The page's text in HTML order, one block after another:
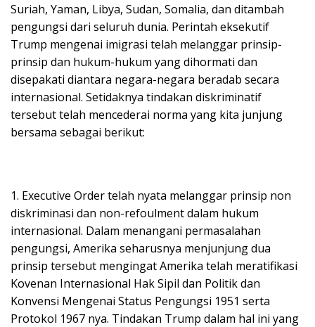
Suriah, Yaman, Libya, Sudan, Somalia, dan ditambah
pengungsi dari seluruh dunia. Perintah eksekutif
Trump mengenai imigrasi telah melanggar prinsip-
prinsip dan hukum-hukum yang dihormati dan
disepakati diantara negara-negara beradab secara
internasional. Setidaknya tindakan diskriminatif
tersebut telah mencederai norma yang kita junjung
bersama sebagai berikut:
1. Executive Order telah nyata melanggar prinsip non
diskriminasi dan non-refoulment dalam hukum
internasional. Dalam menangani permasalahan
pengungsi, Amerika seharusnya menjunjung dua
prinsip tersebut mengingat Amerika telah meratifikasi
Kovenan Internasional Hak Sipil dan Politik dan
Konvensi Mengenai Status Pengungsi 1951 serta
Protokol 1967 nya. Tindakan Trump dalam hal ini yang